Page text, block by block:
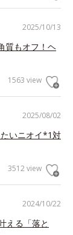
2025/10/13
質もオフ！ヘ
1563 view
2025/08/02
いニオイ*1対
3512 view
2024/10/22
える「落と